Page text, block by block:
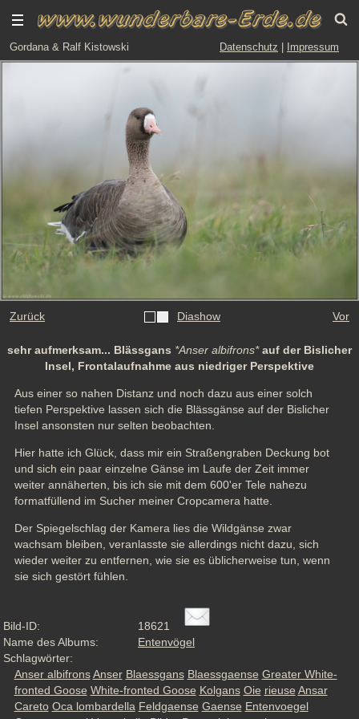
Gordana & Ralf Kistowski Datenschutz Impressum
Zurück Diashow Vor
sehr aufmerksam... Blässgans *Anser albifrons*auf der Bislicher
Insel, Frontalaufnahme aus niedriger Perspektive
Aus einer so nahen Distanz und noch dazu aus einer solch
tiefen Perspektive lassen sich die Blässgänse auf der Bislicher
Insel ansonsten nur selten beobachten.
Hier hatte ich Glück, dass mir ein Straßengraben Deckung bot
und sich ein paar einzelne Gänse im Laufe der Zeit immer
weiter annäherten, bis ich sie mit dem 600'er Tele nahezu
formatfüllend im Sucher meiner Cropcamera hatte.
Der Spiegelschlag der Kamera lies die Wildgänse zwar
wachsam bleiben, veranlasste sie allerdings nicht dazu, sich
wieder weiter zu entfernen, wie sie es üblicherweise tun, wenn
sie sich gestört fühlen.
Bild-ID:
18621
Name des Albums:
Entenvögel
Schlagwörter:
Anser albifrons Anser Blaessgans Blaessgaense Greater White-
fronted Goose White-fronted Goose Kolgans Oie rieuse Ansar
Careto Oca lombardella Feldgaense Gaense Entenvoegel